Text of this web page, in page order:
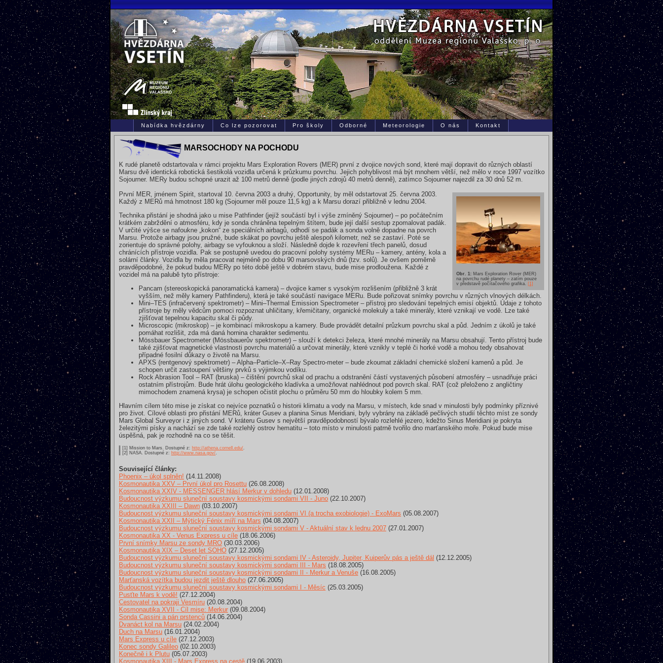
Nabídka hvězdárny Co lze pozorovat Pro školy Odborné Meteorologie O nás Kontakt
MARSOCHODY NA POCHODU
K rudé planetě odstartovala v rámci projektu Mars Exploration Rovers (MER) první z dvojice nových sond, které mají dopravit do různých oblastí
Marsu dvě identická robotická šestikolá vozidla určená k průzkumu povrchu. Jejich pohyblivost má být mnohem větší, než mělo v roce 1997 vozítko
Sojourner. MERy budou schopné urazit až 100 metrů denně (podle jiných zdrojů 40 metrů denně), zatímco Sojourner najezdil za 30 dnů 52 m.
Obr. 1: Mars Exploration Rover (MER)
na povrchu rudé planety – zatím pouze
v představě počítačového grafika. [1]
První MER, jménem Spirit, startoval 10. června 2003 a druhý, Opportunity, by měl odstartovat 25. června 2003.
Každý z MERů má hmotnost 180 kg (Sojourner měl pouze 11,5 kg) a k Marsu dorazí přibližně v lednu 2004.
Technika přistání je shodná jako u mise Pathfinder (jejíž součástí byl i výše zmíněný Sojourner) – po počátečním
krátkém zabrždění o atmosféru, kdy je sonda chráněna tepelným štítem, bude její další sestup zpomalovat padák.
V určité výšce se nafoukne „kokon“ ze speciálních airbagů, odhodí se padák a sonda volně dopadne na povrch
Marsu. Protože airbagy jsou pružné, bude skákat po povrchu ještě alespoň kilometr, než se zastaví. Poté se
zorientuje do správné polohy, airbagy se vyfouknou a složí. Následně dojde k rozevření třech panelů, dosud
chránících přístroje vozidla. Pak se postupně uvedou do pracovní polohy systémy MERu – kamery, antény, kola a
solární články. Vozidla by měla pracovat nejméně po dobu 90 marsovských dnů (tzv. solů). Je ovšem poměrně
pravděpodobné, že pokud budou MERy po této době ještě v dobrém stavu, bude mise prodloužena. Každé z
vozidel má na palubě tyto přístroje:
Pancam (stereoskopická panoramatická kamera) – dvojice kamer s vysokým rozlišením (přibližně 3 krát
vyšším, než měly kamery Pathfinderu), která je také součástí navigace MERu. Bude pořizovat snímky povrchu v různých vlnových délkách.
Mini–TES (infračervený spektrometr) – Mini–Thermal Emission Spectrometer – přístroj pro sledování tepelných emisí objektů. Údaje z tohoto
přístroje by měly vědcům pomoci rozpoznat uhličitany, křemičitany, organické molekuly a také minerály, které vznikají ve vodě. Lze také
zjišťovat tepelnou kapacitu skal či půdy.
Microscopic (mikroskop) – je kombinací mikroskopu a kamery. Bude provádět detailní průzkum povrchu skal a půd. Jedním z úkolů je také
pomáhat rozlišit, zda má daná hornina charakter sedimentu.
Mössbauer Spectrometer (Mössbauerův spektrometr) – slouží k detekci železa, které mnohé minerály na Marsu obsahují. Tento přístroj bude
také zjišťovat magnetické vlastnosti povrchu materiálů a určovat minerály, které vznikly v teplé či horké vodě a mohou tedy obsahovat
případné fosilní důkazy o životě na Marsu.
APXS (rentgenový spektrometr) – Alpha–Particle–X–Ray Spectro-meter – bude zkoumat základní chemické složení kamenů a půd. Je
schopen určit zastoupení většiny prvků s výjimkou vodíku.
Rock Abrasion Tool – RAT (bruska) – čištění povrchů skal od prachu a odstranění částí vystavených působení atmosféry – usnadňuje práci
ostatním přístrojům. Bude hrát úlohu geologického kladívka a umožňovat nahlédnout pod povrch skal. RAT (což přeloženo z angličtiny
mimochodem znamená krysa) je schopen očistit plochu o průměru 50 mm do hloubky kolem 5 mm.
Hlavním cílem této mise je získat co nejvíce poznatků o historii klimatu a vody na Marsu, v místech, kde snad v minulosti byly podmínky příznivé
pro život. Cílové oblasti pro přistání MERů, kráter Gusev a planina Sinus Meridiani, byly vybrány na základě pečlivých studií těchto míst ze sondy
Mars Global Surveyor i z jiných sond. V kráteru Gusev s největší pravděpodobností bývalo rozlehlé jezero, kdežto Sinus Meridiani je pokryta
železitými písky a nachází se zde také rozlehlý ostrov hematitu – toto místo v minulosti patrně tvořilo dno marťanského moře. Pokud bude mise
úspěšná, pak je rozhodně na co se těšit.
[1] Mission to Mars. Dostupné z: http://athena.cornell.edu/
[2] NASA. Dostupné z: http://www.nasa.gov/
Související články:
Phoenix – úkol splněn! (14.11.2008)
Kosmonautika XXV – První úkol pro Rosettu (26.08.2008)
Kosmonautika XXIV - MESSENGER hlásí Merkur v dohledu (12.01.2008)
Budoucnost výzkumu sluneční soustavy kosmickými sondami VII - Juno (22.10.2007)
Kosmonautika XXIII – Dawn (03.10.2007)
Budoucnost výzkumu sluneční soustavy kosmickými sondami VI (a trocha exobiologie) - ExoMars (05.08.2007)
Kosmonautika XXII – Mýtický Fénix míří na Mars (04.08.2007)
Budoucnost výzkumu sluneční soustavy kosmickými sondami V - Aktuální stav k lednu 2007 (27.01.2007)
Kosmonautika XX - Venus Express u cíle (18.06.2006)
První snímky Marsu ze sondy MRO (30.03.2006)
Kosmonautika XIX – Deset let SOHO (27.12.2005)
Budoucnost výzkumu sluneční soustavy kosmickými sondami IV - Asteroidy, Jupiter, Kuiperův pás a ještě dál (12.12.2005)
Budoucnost výzkumu sluneční soustavy kosmickými sondami III - Mars (18.08.2005)
Budoucnost výzkumu sluneční soustavy kosmickými sondami II - Merkur a Venuše (16.08.2005)
Marťanská vozítka budou jezdit ještě dlouho (27.06.2005)
Budoucnost výzkumu sluneční soustavy kosmickými sondami I - Měsíc (25.03.2005)
Pusťte Mars k vodě! (27.12.2004)
Cestovatel na pokraji Vesmíru (20.08.2004)
Kosmonautika XVII - Cíl mise: Merkur (09.08.2004)
Sonda Cassini a pán prstenců (14.06.2004)
Dvanáct kol na Marsu (24.02.2004)
Duch na Marsu (16.01.2004)
Mars Express u cíle (27.12.2003)
Konec sondy Galileo (02.10.2003)
Konečně i k Plutu (05.07.2003)
Kosmonautika XIII - Mars Express na cestě (19.06.2003)